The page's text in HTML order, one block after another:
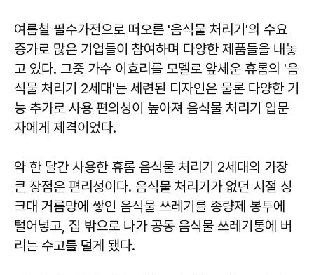
여름철 필수가전으로 떠오른 '음식물 처리기'의 수요
증가로 많은 기업들이 참여하며 다양한 제품들을 내놓
고 있다. 그중 가수 이효리를 모델로 앞세운 휴롬의 '음
식물 처리기 2세대'는 세련된 디자인은 물론 다양한 기
능 추가로 사용 편의성이 높아져 음식물 처리기 입문
자에게 제격이었다.
약 한 달간 사용한 휴롬 음식물 처리기 2세대의 가장
큰 장점은 편리성이다. 음식물 처리기가 없던 시절 싱
크대 거름망에 쌓인 음식물 쓰레기를 종량제 봉투에
털어넣고, 집 밖으로 나가 공동 음식물 쓰레기통에 버
리는 수고를 덜게 됐다.